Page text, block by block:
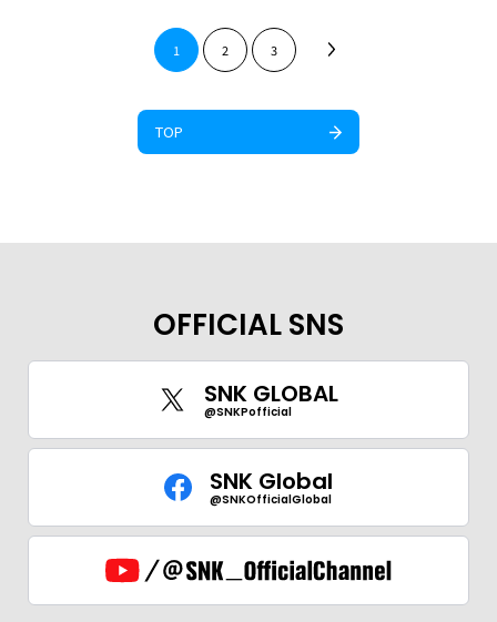
1 2 3
TOP
OFFICIAL SNS
SNK GLOBAL
@SNKPofficial
SNK Global
@SNKOfficialGlobal